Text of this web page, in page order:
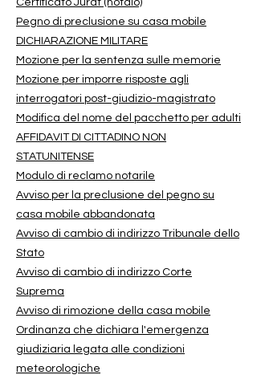
Certificato Jurat (notaio)
Pegno di preclusione su casa mobile
DICHIARAZIONE MILITARE
Mozione per la sentenza sulle memorie
Mozione per imporre risposte agli
interrogatori post-giudizio-magistrato
Modifica del nome del pacchetto per adulti
AFFIDAVIT DI CITTADINO NON
STATUNITENSE
Modulo di reclamo notarile
Avviso per la preclusione del pegno su
casa mobile abbandonata
Avviso di cambio di indirizzo Tribunale dello
Stato
Avviso di cambio di indirizzo Corte
Suprema
Avviso di rimozione della casa mobile
Ordinanza che dichiara l'emergenza
giudiziaria legata alle condizioni
meteorologiche